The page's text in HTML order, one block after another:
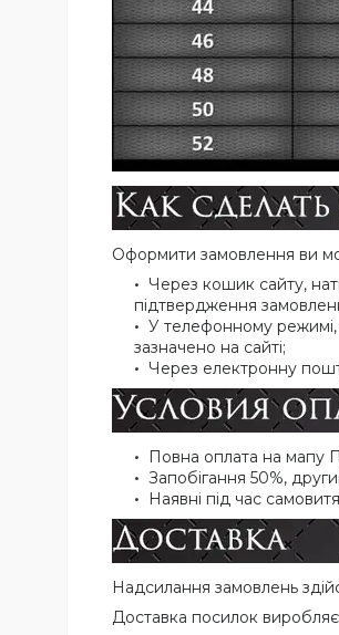
Оформити замовлення ви
Через кошик сайту,
підтвердження
У телефонному режимі,
зазначено на сайті;
Через електронну
Повна оплата на мапу
Запобігання 50%,
Наявні під час
Надсилання замовлень
Доставка посилок